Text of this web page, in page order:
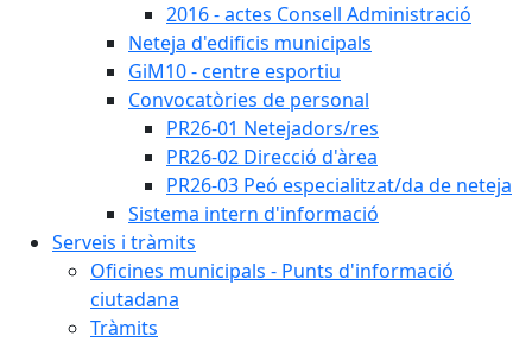
2016 - actes Consell Administració
Neteja d'edificis municipals
GiM10 - centre esportiu
Convocatòries de personal
PR26-01 Netejadors/res
PR26-02 Direcció d'àrea
PR26-03 Peó especialitzat/da de neteja
Sistema intern d'informació
Serveis i tràmits
Oficines municipals - Punts d'informació
ciutadana
Tràmits